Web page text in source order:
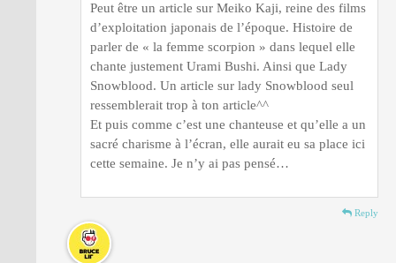
Peut être un article sur Meiko Kaji, reine des films
d’exploitation japonais de l’époque. Histoire de
parler de « la femme scorpion » dans lequel elle
chante justement Urami Bushi. Ainsi que Lady
Snowblood. Un article sur lady Snowblood seul
ressemblerait trop à ton article^^
Et puis comme c’est une chanteuse et qu’elle a un
sacré charisme à l’écran, elle aurait eu sa place ici
cette semaine. Je n’y ai pas pensé…
Reply